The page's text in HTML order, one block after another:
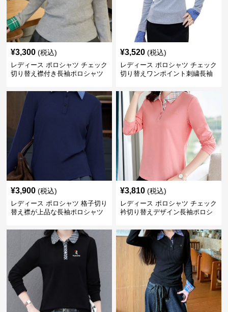
¥3,300 (税込)
レディース ポロシャツ チェック
切り替え襟付き長袖ポロシャツ
¥3,520 (税込)
レディース ポロシャツ チェック
切り替えワンポイント刺繍長袖
¥3,900 (税込)
レディース ポロシャツ 格子切り
替え襟が上品な長袖ポロシャツ
¥3,810 (税込)
レディース ポロシャツ チェック
衿切り替えデザイン長袖ポロシ